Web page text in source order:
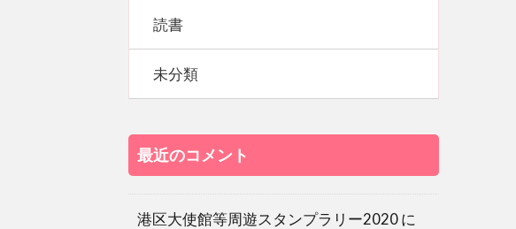
読書
未分類
最近のコメント
港区大使館等周遊スタンプラリー2020に